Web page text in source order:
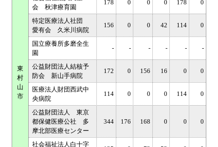
東
村
山
市
会 秋津療育園
178 0 0 0 178 0
特定医療法人社団
愛有会 久米川病院
156 0 0 42 114 0
国立療養所多磨全生
園
- - - - - -
公益財団法人結核予
防会 新山手病院
172 0 156 16 0 0
医療法人財団西武中
央病院
114 0 0 0 114 0
公益財団法人 東京
都保健医療公社 多
摩北部医療センター
344 176 168 0 0 0
社会福祉法人白十字